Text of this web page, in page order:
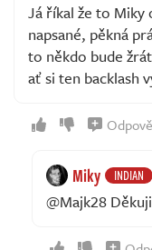
Já říkal že to
napsané, pěkná
to někdo bude
ať si ten backlash
Miky INDIAN
@Majk28